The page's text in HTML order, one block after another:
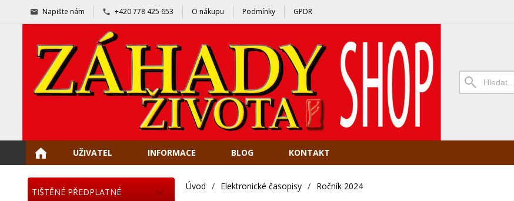
Napište nám +420 778 425 653 O nákupu Podmínky GPDR
UŽIVATEL INFORMACE BLOG KONTAKT
TIŠTĚNÉ PŘEDPLATNÉ
Úvod / Elektronické časopisy / Ročník 2024